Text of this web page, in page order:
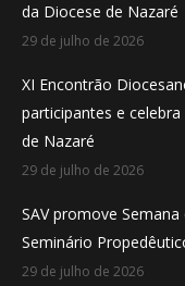
windowwindowwindow
da Diocese de Nazaré
29 de julho de 2026
XI Encontrão
participantes e
de Nazaré
29 de julho de 2026
SAV promove
Seminário
29 de julho de 2026